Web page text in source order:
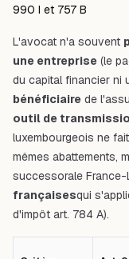
990 I et 757 B
L'avocat n'a souvent
une entreprise (le
du capital financier ni
bénéficiaire de
outil de
luxembourgeois ne fait
mêmes abattements,
successorale France-
françaisesqui
d'impôt art. 784 A).